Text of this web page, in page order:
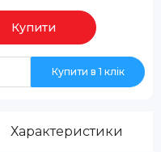
Купити
Купити в 1 клік
Характеристики